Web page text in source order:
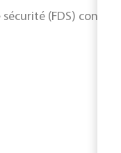
sécurité (FDS)